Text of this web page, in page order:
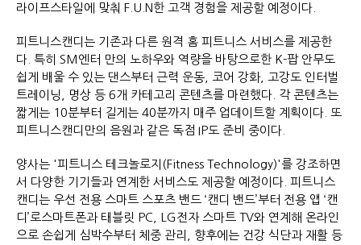
라이프스타일에 맞춰 F.U.N한 고객 경험을 제공할 예정이다.
피트니스캔디는 기존과 다른 원격 홈 피트니스 서비스를 제공한
다. 특히 SM엔터 만의 노하우와 역량을 바탕으로한 K-팝 안무도
쉽게 배울 수 있는 댄스부터 근력 운동, 코어 강화, 고강도 인터벌
트레이닝, 명상 등 6개 카테고리 콘텐츠를 마련했다. 각 콘텐츠는
짧게는 10분부터 길게는 40분까지 매주 업데이트할 계획이다. 또
피트니스캔디만의 음원과 같은 독점 IP도 준비 중이다.
양사는 '피트니스 테크놀로지(Fitness Technology)'를 강조하면
서 다양한 기기들과 연계한 서비스도 제공할 예정이다. 피트니스
캔디는 우선 전용 스마트 스포츠 밴드 ‘캔디 밴드’부터 전용 앱 ‘캔
디’로스마트폰과 태블릿 PC, LG전자 스마트 TV와 연계해 온라인
으로 손쉽게 심박수부터 체중 관리, 향후에는 건강 식단과 재활 등